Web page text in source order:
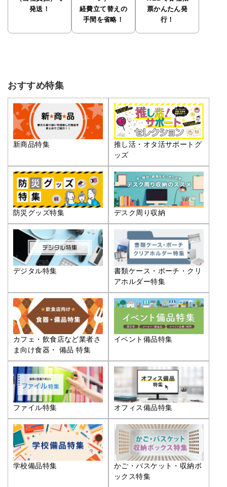
発送！
経費立て替えの
手間を省略！
票かんたん発
行！
おすすめ特集
新商品特集
推し活・オタ活サポートグ
ッズ
防災グッズ特集 デスク周り収納
デジタル特集
書類ケース・ポーチ・クリ
アホルダー特集
カフェ・飲食店など業者さ
ま向け食器・ 備品 特集
イベント備品特集
ファイル特集 オフィス備品特集
学校備品特集
かご・バスケット・収納ボ
ックス特集